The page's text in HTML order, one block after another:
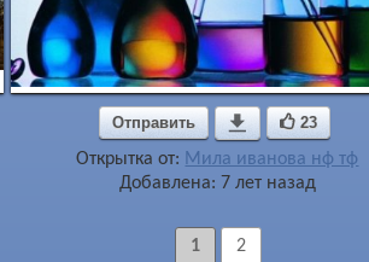
Отправить  23
Открытка от: Мила иванова нф тф
Добавлена: 7 лет назад
1 2